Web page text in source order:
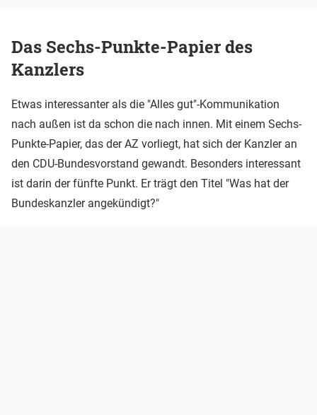
Das Sechs-Punkte-Papier des
Kanzlers
Etwas interessanter als die "Alles gut"-Kommunikation
nach außen ist da schon die nach innen. Mit einem Sechs-
Punkte-Papier, das der AZ vorliegt, hat sich der Kanzler an
den CDU-Bundesvorstand gewandt. Besonders interessant
ist darin der fünfte Punkt. Er trägt den Titel "Was hat der
Bundeskanzler angekündigt?"